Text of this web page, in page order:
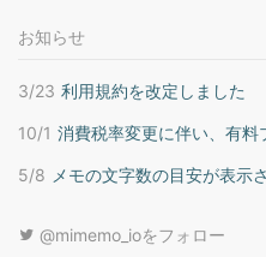
お知らせ
3/23 利用規約を改定しました
10/1 消費税率変更に伴い、有料
5/8 メモの文字数の目安が表示
@mimemo_ioをフォロー